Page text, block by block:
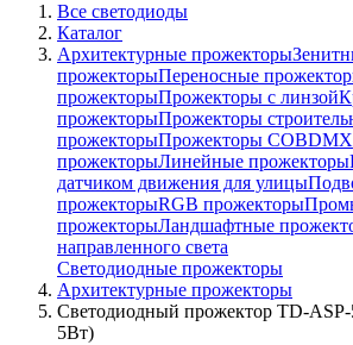
Все светодиоды
Каталог
Архитектурные прожекторы
прожекторыПереносные
прожекторыПрожекторы с линзой
прожекторыПрожекторы
прожекторыПрожекторы COBDMX
прожекторыЛинейные прожекторы
датчиком движения для улицы
прожекторыRGB прожекторы
прожекторыЛандшафтные
направленного света
Светодиодные прожекторы
Архитектурные прожекторы
Светодиодный прожектор TD-
5Вт)